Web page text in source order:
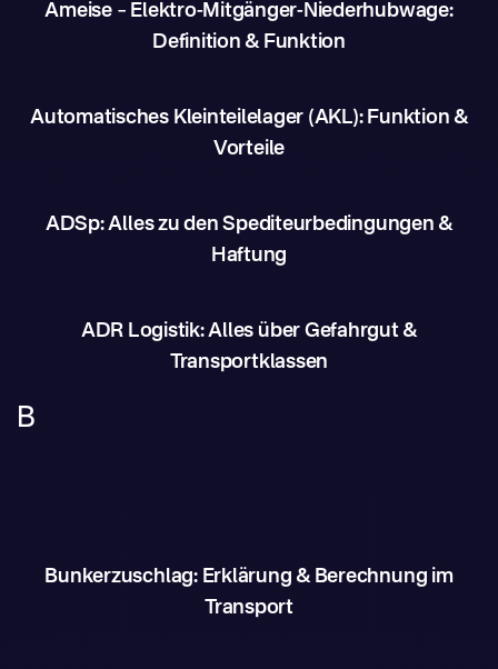
Ameise – Elektro-Mitgänger-Niederhubwage:
Definition & Funktion
Automatisches Kleinteilelager (AKL): Funktion &
Vorteile
ADSp: Alles zu den Spediteurbedingungen &
Haftung
ADR Logistik: Alles über Gefahrgut &
Transportklassen
B
Bunkerzuschlag: Erklärung & Berechnung im
Transport